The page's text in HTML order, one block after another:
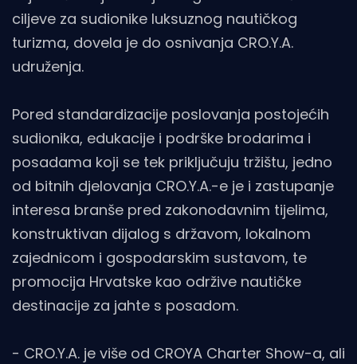
ciljeve za sudionike luksuznog nautičkog
turizma, dovela je do osnivanja CRO.Y.A.
udruženja.
Pored standardizacije poslovanja postojećih
sudionika, edukacije i podrške brodarima i
posadama koji se tek priključuju tržištu, jedno
od bitnih djelovanja CRO.Y.A.-e je i zastupanje
interesa branše pred zakonodavnim tijelima,
konstruktivan dijalog s državom, lokalnom
zajednicom i gospodarskim sustavom, te
promocija Hrvatske kao održive nautičke
destinacije za jahte s posadom.
- CRO.Y.A. je više od CROYA Charter Show-a, ali